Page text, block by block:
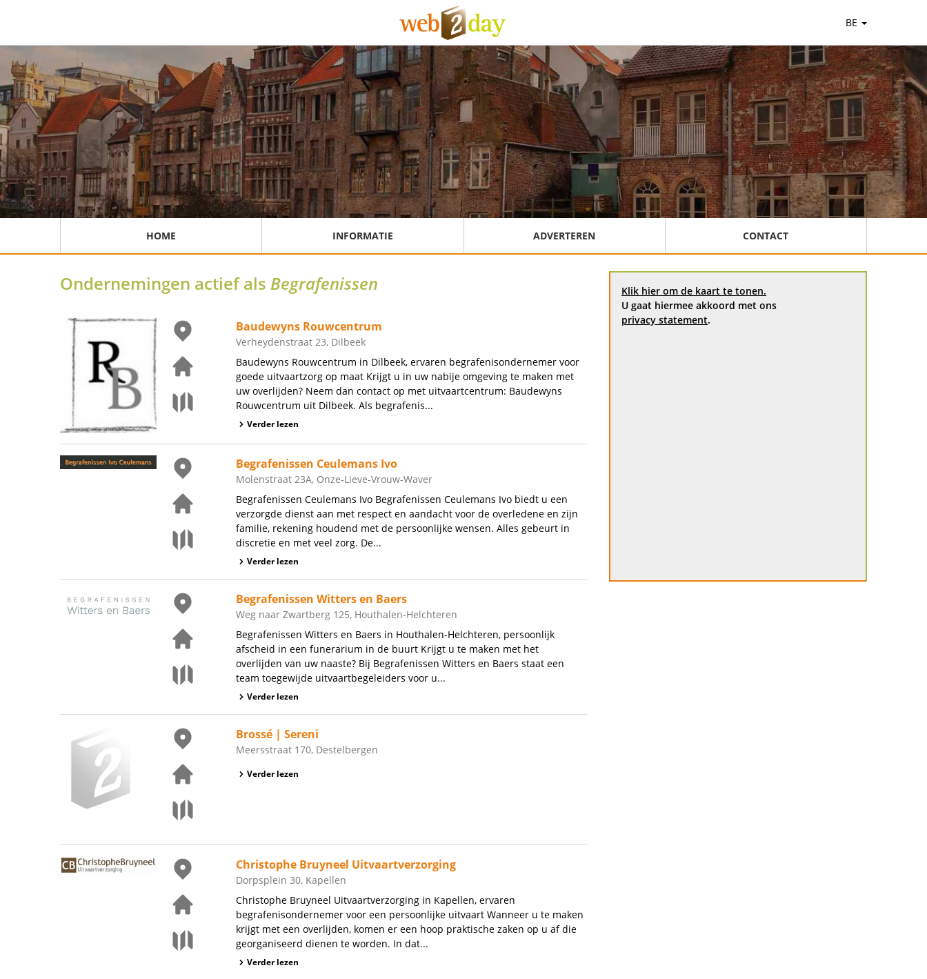
BE
HOME INFORMATIE ADVERTEREN CONTACT
Ondernemingen actief als Begrafenissen
Baudewyns Rouwcentrum
Verheydenstraat 23, Dilbeek
Baudewyns Rouwcentrum in Dilbeek, ervaren begrafenisondernemer voor
goede uitvaartzorg op maat Krijgt u in uw nabije omgeving te maken met
uw overlijden? Neem dan contact op met uitvaartcentrum: Baudewyns
Rouwcentrum uit Dilbeek. Als begrafenis...
Verder lezen
Begrafenissen Ceulemans Ivo
Molenstraat 23A, Onze-Lieve-Vrouw-Waver
Begrafenissen Ceulemans Ivo Begrafenissen Ceulemans Ivo biedt u een
verzorgde dienst aan met respect en aandacht voor de overledene en zijn
familie, rekening houdend met de persoonlijke wensen. Alles gebeurt in
discretie en met veel zorg. De...
Verder lezen
Begrafenissen Witters en Baers
Weg naar Zwartberg 125, Houthalen-Helchteren
Begrafenissen Witters en Baers in Houthalen-Helchteren, persoonlijk
afscheid in een funerarium in de buurt Krijgt u te maken met het
overlijden van uw naaste? Bij Begrafenissen Witters en Baers staat een
team toegewijde uitvaartbegeleiders voor u...
Verder lezen
Brossé | Sereni
Meersstraat 170, Destelbergen
Verder lezen
Christophe Bruyneel Uitvaartverzorging
Dorpsplein 30, Kapellen
Christophe Bruyneel Uitvaartverzorging in Kapellen, ervaren
begrafenisondernemer voor een persoonlijke uitvaart Wanneer u te maken
krijgt met een overlijden, komen er een hoop praktische zaken op u af die
georganiseerd dienen te worden. In dat...
Verder lezen
Klik hier om de kaart te tonen.
U gaat hiermee akkoord met ons
privacy statement.